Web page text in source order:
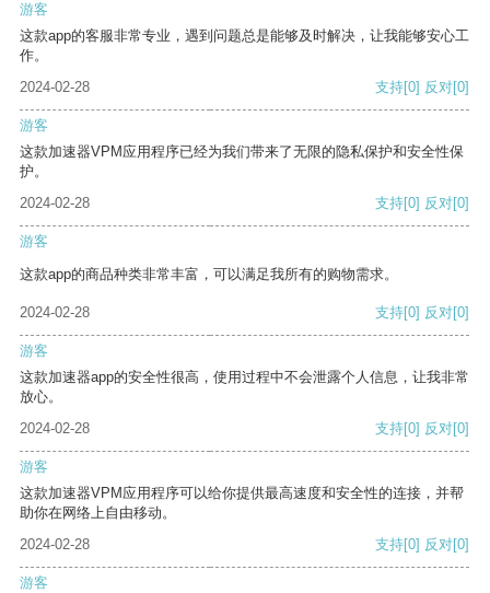
游客
这款app的客服非常专业，遇到问题总是能够及时解决，让我能够安心工
作。
2024-02-28
支持[0] 反对[0]
游客
这款加速器VPM应用程序已经为我们带来了无限的隐私保护和安全性保
护。
2024-02-28
支持[0] 反对[0]
游客
这款app的商品种类非常丰富，可以满足我所有的购物需求。
2024-02-28 支持[0] 反对[0]
游客
这款加速器app的安全性很高，使用过程中不会泄露个人信息，让我非常
放心。
2024-02-28
支持[0] 反对[0]
游客
这款加速器VPM应用程序可以给你提供最高速度和安全性的连接，并帮
助你在网络上自由移动。
2024-02-28
支持[0] 反对[0]
游客